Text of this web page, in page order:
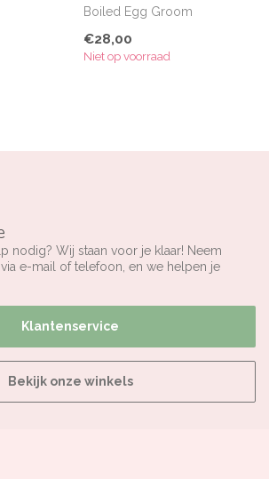
Boiled Egg Groom
€28,00
Niet op voorraad
nodig? Wij staan voor je klaar! Neem
e-mail of telefoon, en we helpen je
Klantenservice
Bekijk onze winkels